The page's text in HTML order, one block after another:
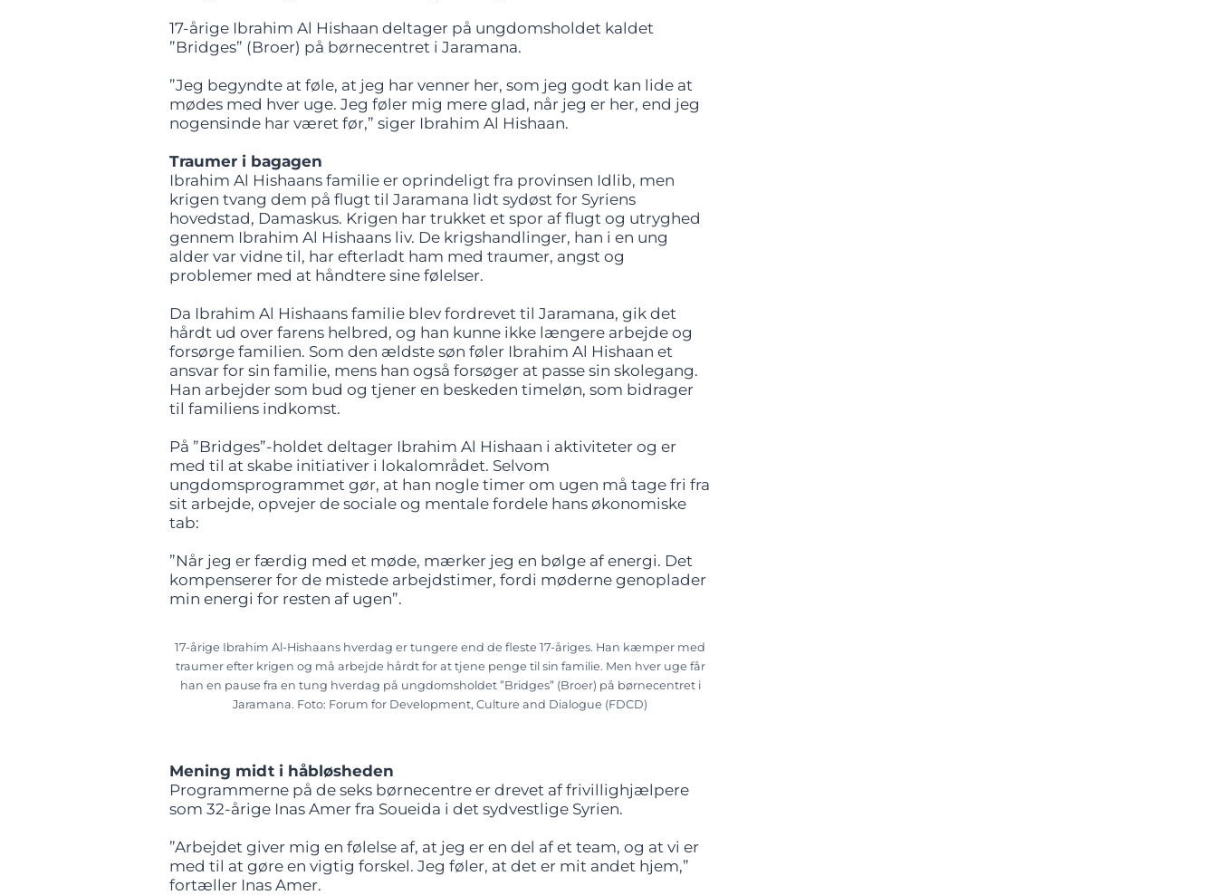
17-årige Ibrahim Al Hishaan deltager på ungdomsholdet kaldet
”Bridges” (Broer) på børnecentret i Jaramana.
”Jeg begyndte at føle, at jeg har venner her, som jeg godt kan lide at
mødes med hver uge. Jeg føler mig mere glad, når jeg er her, end jeg
nogensinde har været før,” siger Ibrahim Al Hishaan.
Traumer i bagagen
Ibrahim Al Hishaans familie er oprindeligt fra provinsen Idlib, men
krigen tvang dem på flugt til Jaramana lidt sydøst for Syriens
hovedstad, Damaskus. Krigen har trukket et spor af flugt og utryghed
gennem Ibrahim Al Hishaans liv. De krigshandlinger, han i en ung
alder var vidne til, har efterladt ham med traumer, angst og
problemer med at håndtere sine følelser.
Da Ibrahim Al Hishaans familie blev fordrevet til Jaramana, gik det
hårdt ud over farens helbred, og han kunne ikke længere arbejde og
forsørge familien. Som den ældste søn føler Ibrahim Al Hishaan et
ansvar for sin familie, mens han også forsøger at passe sin skolegang.
Han arbejder som bud og tjener en beskeden timeløn, som bidrager
til familiens indkomst.
På ”Bridges”-holdet deltager Ibrahim Al Hishaan i aktiviteter og er
med til at skabe initiativer i lokalområdet. Selvom
ungdomsprogrammet gør, at han nogle timer om ugen må tage fri fra
sit arbejde, opvejer de sociale og mentale fordele hans økonomiske
tab:
”Når jeg er færdig med et møde, mærker jeg en bølge af energi. Det
kompenserer for de mistede arbejdstimer, fordi møderne genoplader
min energi for resten af ugen”.
17-årige Ibrahim Al-Hishaans hverdag er tungere end de fleste 17-åriges. Han kæmper med
traumer efter krigen og må arbejde hårdt for at tjene penge til sin familie. Men hver uge får
han en pause fra en tung hverdag på ungdomsholdet ”Bridges” (Broer) på børnecentret i
Jaramana. Foto: Forum for Development, Culture and Dialogue (FDCD)
Mening midt i håbløsheden
Programmerne på de seks børnecentre er drevet af frivillighjælpere
som 32-årige Inas Amer fra Soueida i det sydvestlige Syrien.
”Arbejdet giver mig en følelse af, at jeg er en del af et team, og at vi er
med til at gøre en vigtig forskel. Jeg føler, at det er mit andet hjem,”
fortæller Inas Amer.